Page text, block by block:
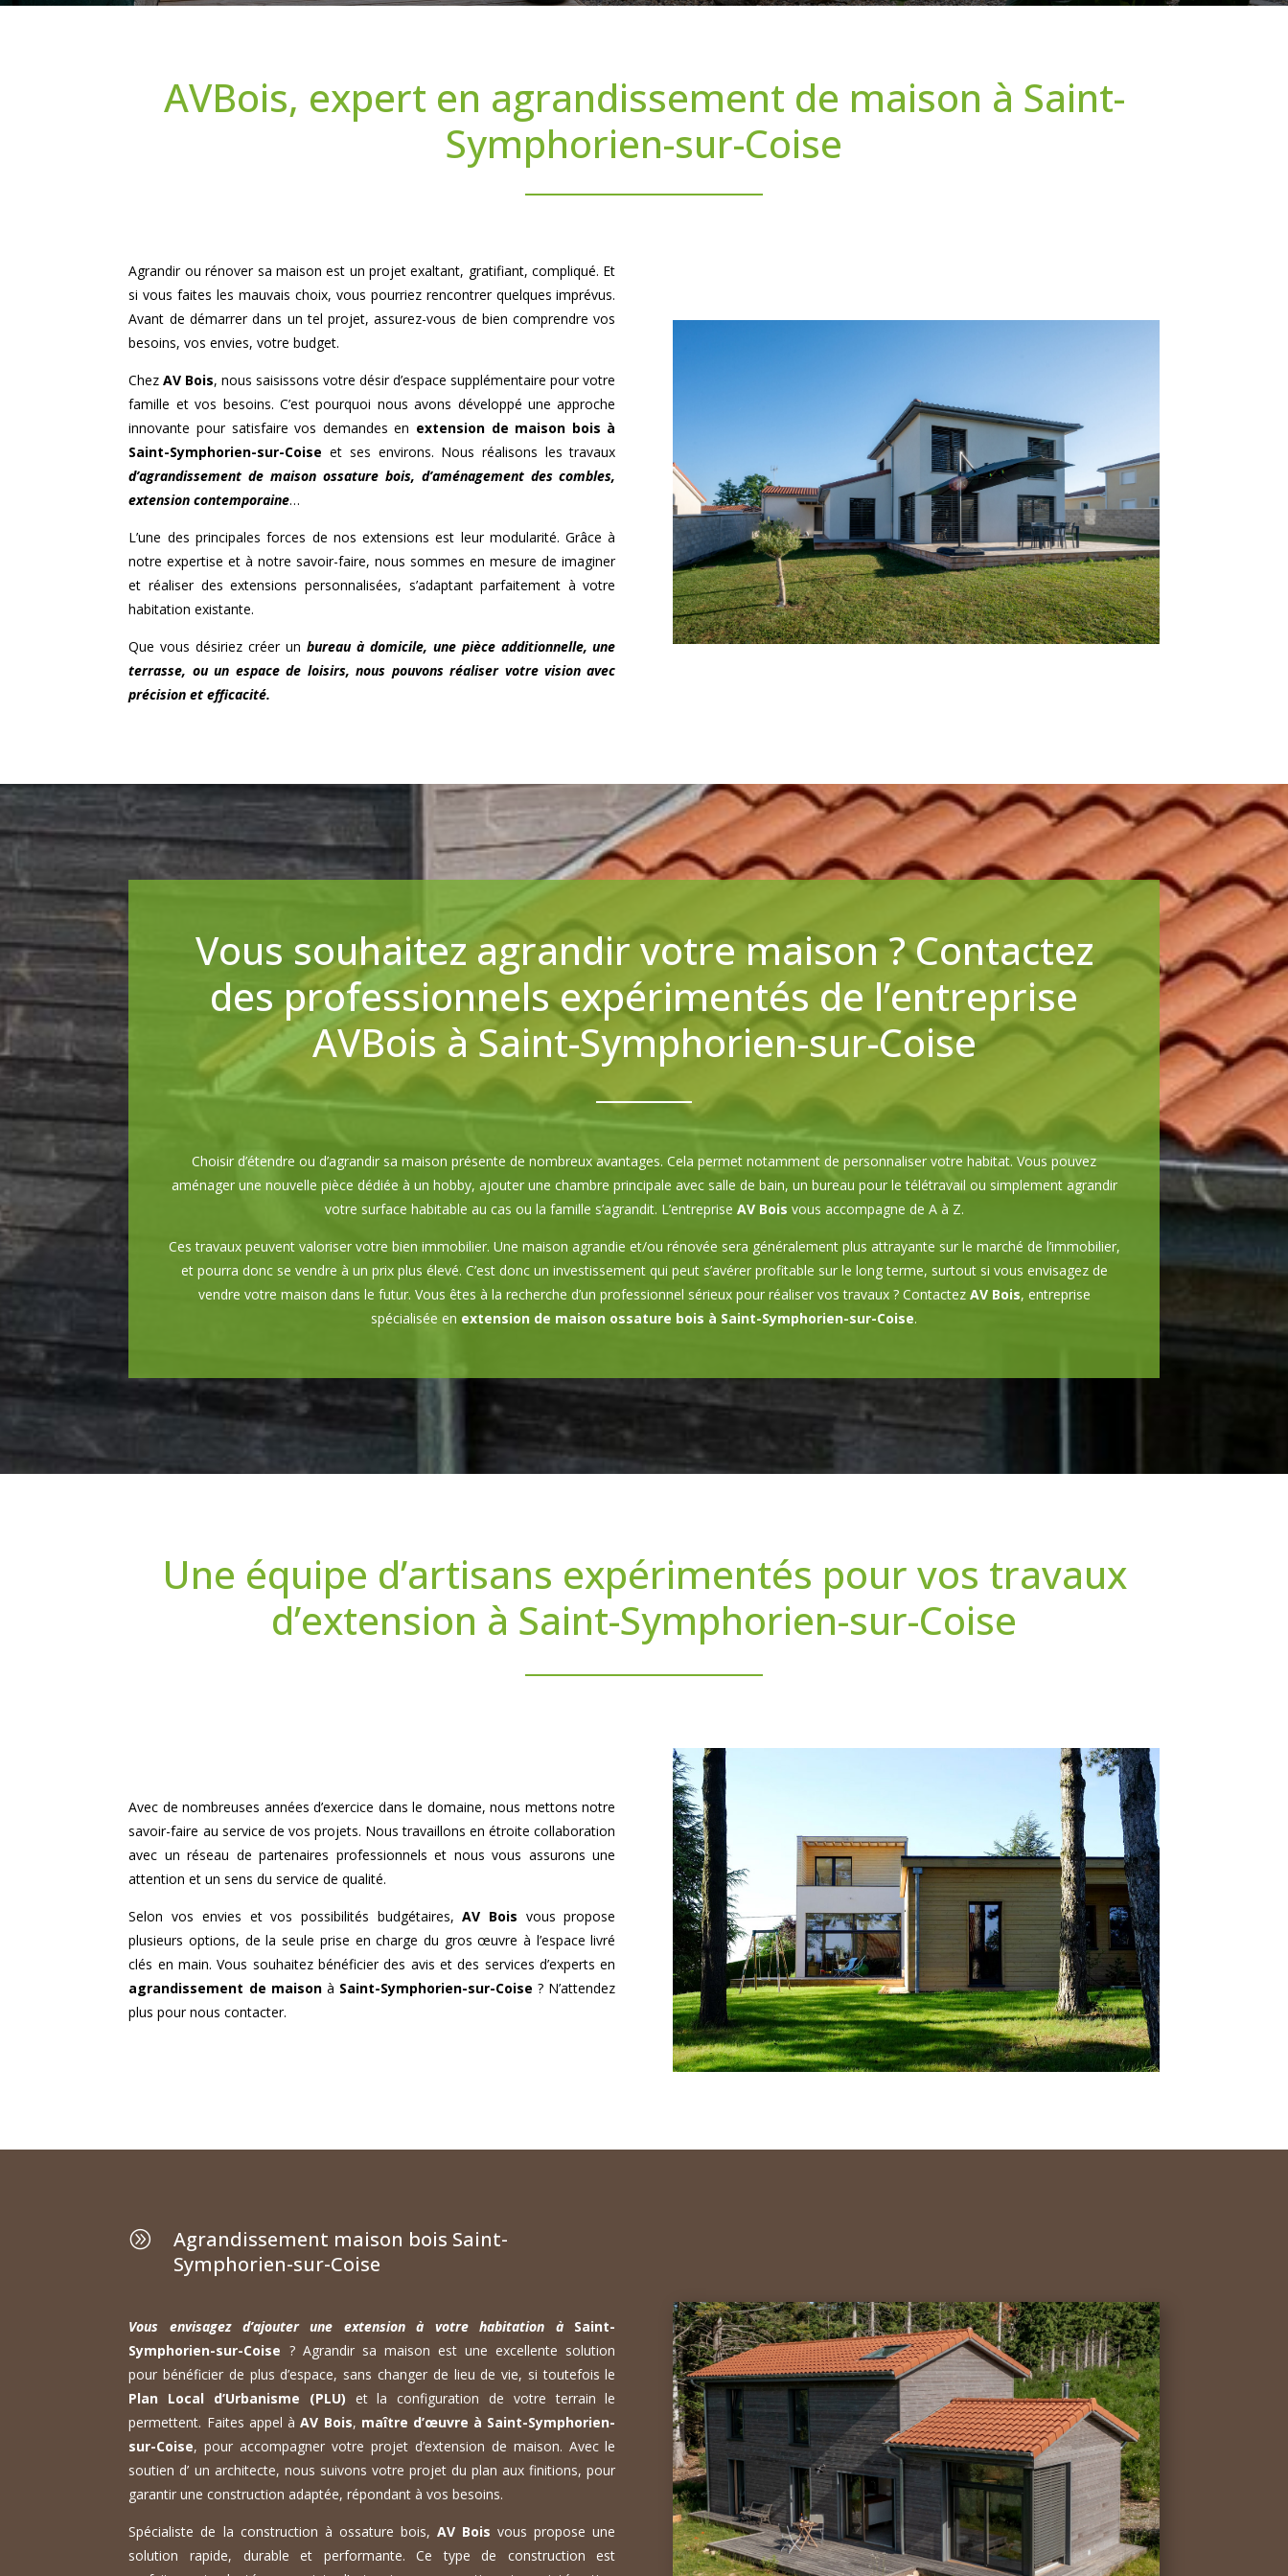
AVBois, expert en agrandissement de maison à Saint-
Symphorien-sur-Coise
Agrandir ou rénover sa maison est un projet exaltant, gratifiant, compliqué. Et
si vous faites les mauvais choix, vous pourriez rencontrer quelques imprévus.
Avant de démarrer dans un tel projet, assurez-vous de bien comprendre vos
besoins, vos envies, votre budget.
ChezAV Bois, nous saisissons votre désir d’espace supplémentaire pour votre
famille et vos besoins. C’est pourquoi nous avons développé une approche
innovante pour satisfaire vos demandes en extension de maison bois à
Saint-Symphorien-sur-Coise et ses environs. Nous réalisons les travaux
d’agrandissement de maison ossature bois, d’aménagement des combles,
extension contemporaine…
L’une des principales forces de nos extensions est leur modularité. Grâce à
notre expertise et à notre savoir-faire, nous sommes en mesure de imaginer
et réaliser des extensions personnalisées, s’adaptant parfaitement à votre
habitation existante.
Que vous désiriez créer un bureau à domicile, une pièce additionnelle, une
terrasse, ou un espace de loisirs, nous pouvons réaliser votre vision avec
précision et efficacité.
Vous souhaitez agrandir votre maison ? Contactez
des professionnels expérimentés de l’entreprise
AVBois à Saint-Symphorien-sur-Coise
Choisir d’étendre ou d’agrandir sa maison présente de nombreux avantages. Cela permet notamment de personnaliser votre habitat. Vous pouvez
aménager une nouvelle pièce dédiée à un hobby, ajouter une chambre principale avec salle de bain, un bureau pour le télétravail ou simplement agrandir
votre surface habitable au cas ou la famille s’agrandit. L’entreprise AV Bois vous accompagne de A à Z.
Ces travaux peuvent valoriser votre bien immobilier. Une maison agrandie et/ou rénovée sera généralement plus attrayante sur le marché de l’immobilier,
et pourra donc se vendre à un prix plus élevé. C’est donc un investissement qui peut s’avérer profitable sur le long terme, surtout si vous envisagez de
vendre votre maison dans le futur. Vous êtes à la recherche d’un professionnel sérieux pour réaliser vos travaux ? Contactez AV Bois, entreprise
spécialisée en extension de maison ossature bois à Saint-Symphorien-sur-Coise.
Une équipe d’artisans expérimentés pour vos travaux
d’extension à Saint-Symphorien-sur-Coise
Avec de nombreuses années d’exercice dans le domaine, nous mettons notre
savoir-faire au service de vos projets. Nous travaillons en étroite collaboration
avec un réseau de partenaires professionnels et nous vous assurons une
attention et un sens du service de qualité.
Selon vos envies et vos possibilités budgétaires,AV Bois vous propose
plusieurs options, de la seule prise en charge du gros œuvre à l’espace livré
clés en main. Vous souhaitez bénéficier des avis et des services d’experts en
agrandissement de maisonà Saint-Symphorien-sur-Coise ? N’attendez
plus pour nous contacter.
A
Agrandissement maison bois Saint-
Symphorien-sur-Coise
Vous envisagez d’ajouter une extension à votre habitation à Saint-
Symphorien-sur-Coise ? Agrandir sa maison est une excellente solution
pour bénéficier de plus d’espace, sans changer de lieu de vie, si toutefois le
Plan Local d’Urbanisme (PLU) et la configuration de votre terrain le
permettent. Faites appel àAV Bois, maître d’œuvre à Saint-Symphorien-
sur-Coise, pour accompagner votre projet d’extension de maison. Avec le
soutien d’ un architecte, nous suivons votre projet du plan aux finitions, pour
garantir une construction adaptée, répondant à vos besoins.
Spécialiste de la construction à ossature bois,AV Bois vous propose une
solution rapide, durable et performante. Ce type de construction est